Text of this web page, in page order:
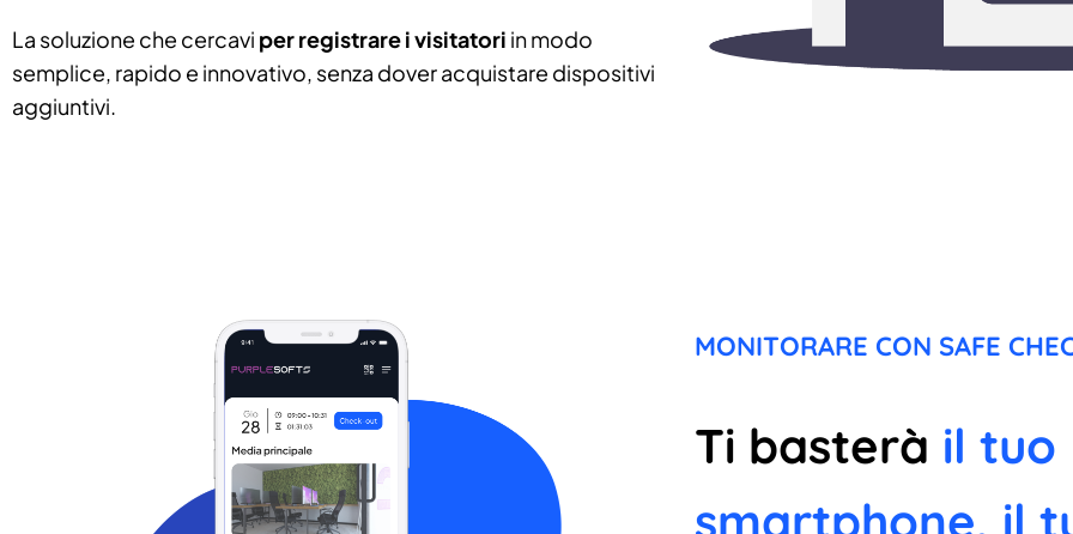
La soluzione che cercavi per registrare i visitatori in modo
semplice, rapido e innovativo, senza dover acquistare dispositivi
aggiuntivi.
MONITORARE CON SAFE
Ti basterà il tuo
smartphone, il